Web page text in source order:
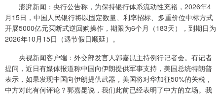
澎湃新闻：央行公告称，为保持银行体系流动性充裕，2026年4
月15日，中国人民银行将以固定数量、利率招标、多重价位中标方式
开展5000亿元买断式逆回购操作，期限为6个月（183天），到期日为
2026年10月15日（遇节假日顺延）。
央视新闻客户端：外交部发言人郭嘉昆主持例行记者会。有记者
提问，近日有媒体报道称中国向伊朗提供军事支持，美国总统特朗普
表示，如果发现中国向伊朗提供武器，美国将对华加征50%的关税，
中方对此有何评论？郭嘉昆说，我们此前已经表明了中方的立场。我